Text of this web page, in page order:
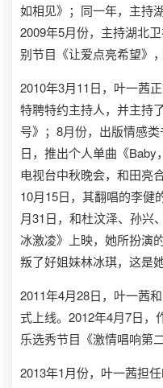
如相见》；同一年，主持
2009年5月份，主持湖北
别节目《让爱点亮希望》
2010年3月11日，叶一茜
特聘特约主持人，并主持
号》；8月份，出版情感
日，推出个人单曲《
电视台中秋晚会，和田亮
10月15日，其翻唱的李健
月31日，和杜汶泽、孙兴
冰激凌》上映，她所扮演
叛了好姐妹林冰琪，这是
2011年4月28日，叶一茜
式上线。2012年4月7日，
乐选秀节目《激情唱响第
2013年1月份，叶一茜担